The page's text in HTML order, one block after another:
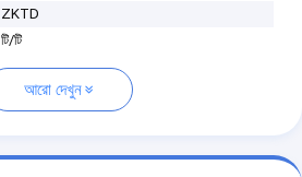
ZKTD
টি/টি
আরো দেখুন